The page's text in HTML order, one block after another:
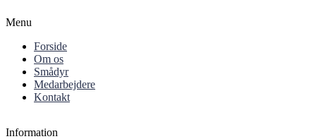
Menu
Forside
Om os
Smådyr
Medarbejdere
Kontakt
Information